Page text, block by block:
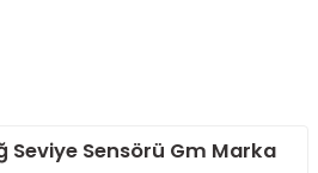
Seviye Sensörü Gm Marka